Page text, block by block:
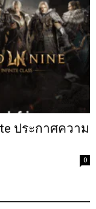
ประกาศความ
0